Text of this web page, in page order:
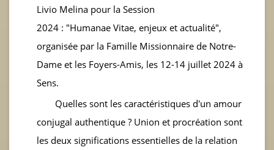
Livio Melina pour la Session
2024 : "Humanae Vitae, enjeux et actualité",
organisée par la Famille Missionnaire de Notre-
Dame et les Foyers-Amis, les 12-14 juillet 2024 à
Sens.
Quelles sont les caractéristiques d'un amour
conjugal authentique ? Union et procréation sont
les deux significations essentielles de la relation